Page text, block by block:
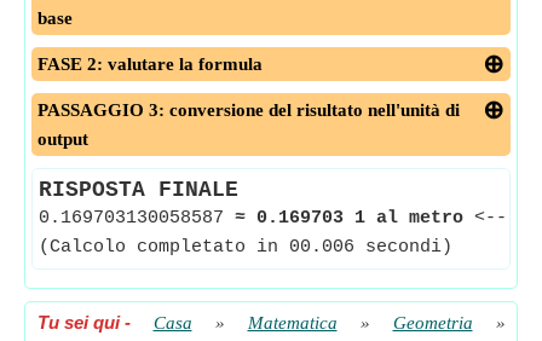
base
FASE 2: valutare la formula
PASSAGGIO 3: conversione del risultato nell'unità di
output
RISPOSTA FINALE
0.169703130058587 ≈ 0.169703 1 al metro <--
(Calcolo completato in 00.006 secondi)
Tu sei qui- Casa » Matematica » Geometria
»